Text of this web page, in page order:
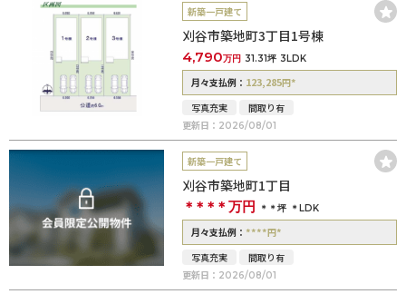
新築一戸建て
刈谷市築地町3丁目1号棟
4,790万円 31.31坪 3LDK
月々支払例： 123,285円*
写真充実
間取り有
更新日： 2026/08/01
新築一戸建て
刈谷市築地町1丁目
＊＊＊＊ 万円 ＊＊坪 ＊LDK
月々支払例：****円*
写真充実
間取り有
更新日： 2026/08/01